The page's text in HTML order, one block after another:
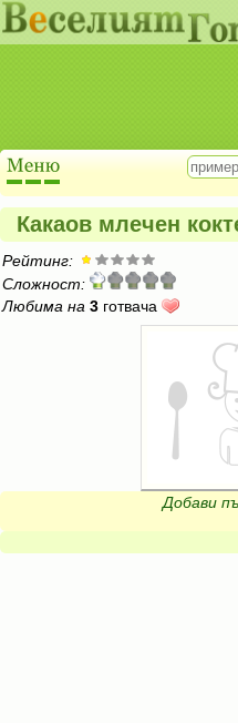
Какаов млечен
Рейтинг:
Сложност:
Любима на 3 готвача
Добави